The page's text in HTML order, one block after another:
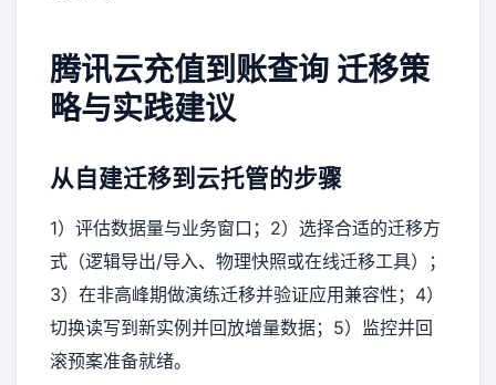
腾讯云充值到账查询 迁移策
略与实践建议
从自建迁移到云托管的步骤
1）评估数据量与业务窗口；2）选择合适的迁移方
式（逻辑导出/导入、物理快照或在线迁移工具）；
3）在非高峰期做演练迁移并验证应用兼容性；4）
切换读写到新实例并回放增量数据；5）监控并回
滚预案准备就绪。